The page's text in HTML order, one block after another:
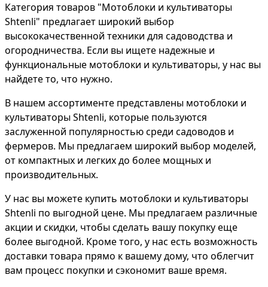
Категория товаров "Мотоблоки и культиваторы
Shtenli" предлагает широкий выбор
высококачественной техники для садоводства и
огородничества. Если вы ищете надежные и
функциональные мотоблоки и культиваторы, у нас вы
найдете то, что нужно.
В нашем ассортименте представлены мотоблоки и
культиваторы Shtenli, которые пользуются
заслуженной популярностью среди садоводов и
фермеров. Мы предлагаем широкий выбор моделей,
от компактных и легких до более мощных и
производительных.
У нас вы можете купить мотоблоки и культиваторы
Shtenli по выгодной цене. Мы предлагаем различные
акции и скидки, чтобы сделать вашу покупку еще
более выгодной. Кроме того, у нас есть возможность
доставки товара прямо к вашему дому, что облегчит
вам процесс покупки и сэкономит ваше время.